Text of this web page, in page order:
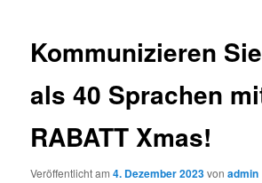
Kommunizieren
als 40 Sprachen
RABATT Xmas!
Veröffentlicht am4. Dezember 2023vonadmin